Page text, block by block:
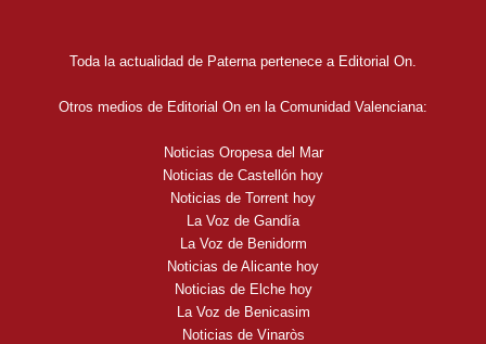
Toda la actualidad de Paterna pertenece a Editorial On.
Otros medios de Editorial On en la Comunidad Valenciana:
Noticias Oropesa del Mar
Noticias de Castellón hoy
Noticias de Torrent hoy
La Voz de Gandía
La Voz de Benidorm
Noticias de Alicante hoy
Noticias de Elche hoy
La Voz de Benicasim
Noticias de Vinaròs